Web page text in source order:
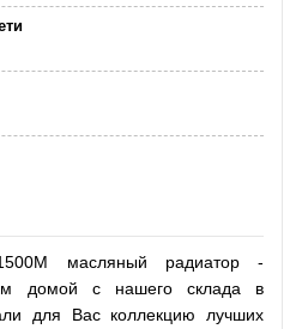
масляный радиатор -
домой с нашего склада в
для Вас коллекцию лучших